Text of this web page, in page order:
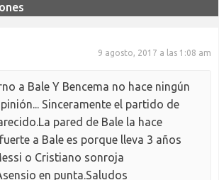
9 agosto, 2017 a las 1:08 am
a Bale Y Bencema no hace ningún
Sinceramente el partido de
pared de Bale la hace
a Bale es porque lleva 3 años
o Cristiano sonroja
en punta.Saludos